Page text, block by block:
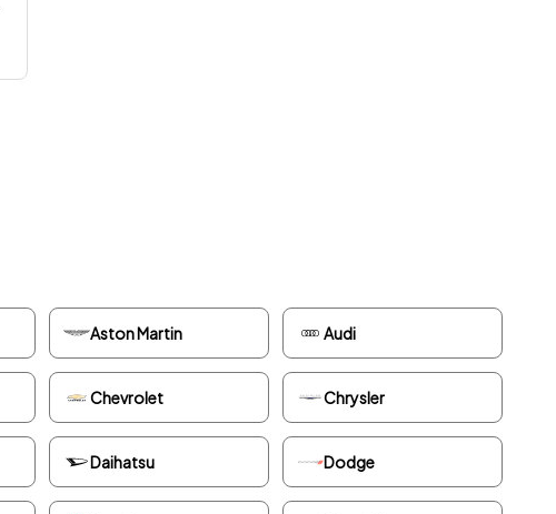
Aston Martin Audi
Chevrolet Chrysler
Daihatsu Dodge